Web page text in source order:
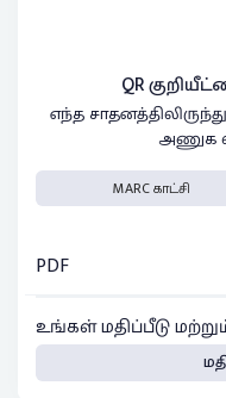
QR
எந்த
அணுக
MARC காட்சி
PDF
உங்கள் மதிப்பீடு